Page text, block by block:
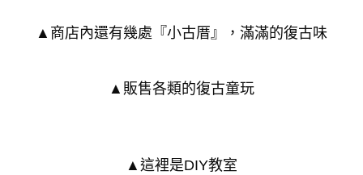
▲商店內還有幾處『小古厝』，滿滿的復古味
▲販售各類的復古童玩
▲這裡是DIY教室